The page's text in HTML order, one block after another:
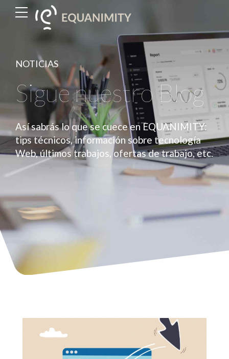
NOTICIAS
Sigue nuestro Blog
Así sabrás lo que se cuece en EQUANIMITY:
tips técnicos, información sobre tecnología
Web, últimos trabajos, ofertas de trabajo, etc.